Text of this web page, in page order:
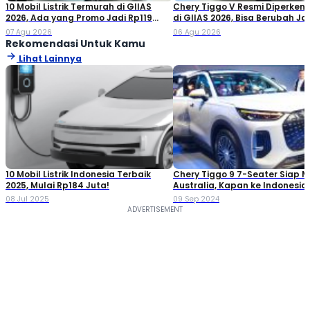
10 Mobil Listrik Termurah di GIIAS
2026, Ada yang Promo Jadi Rp119
Jutaan!
07 Agu 2026
Chery Tiggo V Resmi
di GIIAS 2026, Bisa Berubah
Double Cabin
06 Agu 2026
Rekomendasi Untuk Kamu
Lihat Lainnya
10 Mobil Listrik Indonesia Terbaik
2025, Mulai Rp184 Juta!
08 Jul 2025
Chery Tiggo 9 7-Seater Siap
Australia, Kapan ke
09 Sep 2024